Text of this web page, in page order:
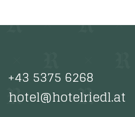
+43 5375 6268
hotel@hotelriedl.at